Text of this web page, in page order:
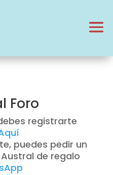
Foro
registrarte
puedes pedir un
de regalo